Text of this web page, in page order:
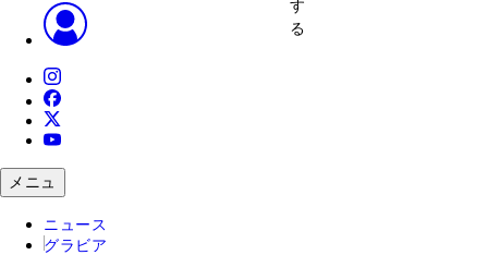
す
る
メニュ
ニュース
グラビア